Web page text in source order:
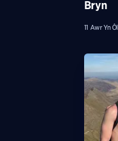
Bryn
11 Awr Yn Ôl